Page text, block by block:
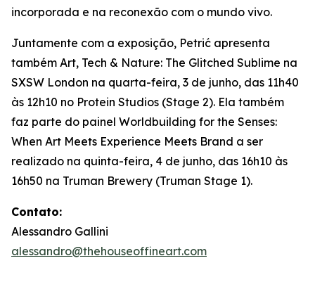
incorporada e na reconexão com o mundo vivo.
Juntamente com a exposição, Petrić apresenta
também Art, Tech & Nature: The Glitched Sublime na
SXSW London na quarta-feira, 3 de junho, das 11h40
às 12h10 no Protein Studios (Stage 2). Ela também
faz parte do painel Worldbuilding for the Senses:
When Art Meets Experience Meets Brand a ser
realizado na quinta-feira, 4 de junho, das 16h10 às
16h50 na Truman Brewery (Truman Stage 1).
Contato:
Alessandro Gallini
alessandro@thehouseoffineart.com